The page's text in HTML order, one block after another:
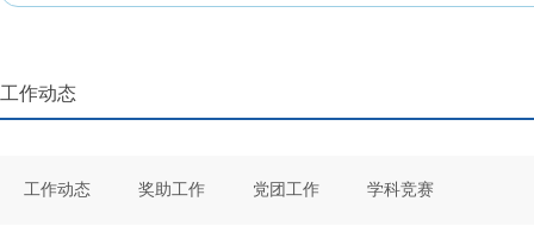
工作动态
工作动态 奖助工作 党团工作 学科竞赛